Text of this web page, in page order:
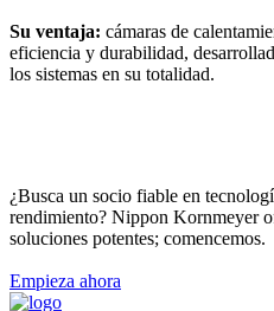
Su ventaja: cámaras de
eficiencia y durabilidad,
los sistemas en su totalidad.
¿Busca un socio fiable en
rendimiento? Nippon Kornmeyer
soluciones potentes; comencemos.
Empieza ahora